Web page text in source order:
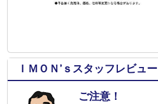
ＩＭＯＮ’ｓスタッフレビュー
ご注意！